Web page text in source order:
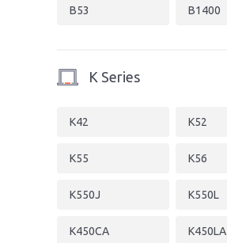
B53 B1400
K Series
K42 K52
K55 K56
K550J K550L
K450CA K450LA